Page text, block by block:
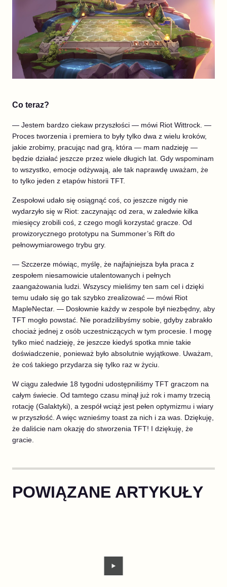
Co teraz?
— Jestem bardzo ciekaw przyszłości — mówi Riot Wittrock. —
Proces tworzenia i premiera to były tylko dwa z wielu kroków,
jakie zrobimy, pracując nad grą, która — mam nadzieję —
będzie działać jeszcze przez wiele długich lat. Gdy wspominam
to wszystko, emocje odżywają, ale tak naprawdę uważam, że
to tylko jeden z etapów historii TFT.
Zespołowi udało się osiągnąć coś, co jeszcze nigdy nie
wydarzyło się w Riot: zaczynając od zera, w zaledwie kilka
miesięcy zrobili coś, z czego mogli korzystać gracze. Od
prowizorycznego prototypu na Summoner’s Rift do
pełnowymiarowego trybu gry.
— Szczerze mówiąc, myślę, że najfajniejsza była praca z
zespołem niesamowicie utalentowanych i pełnych
zaangażowania ludzi. Wszyscy mieliśmy ten sam cel i dzięki
temu udało się go tak szybko zrealizować — mówi Riot
MapleNectar. — Dosłownie każdy w zespole był niezbędny, aby
TFT mogło powstać. Nie poradzilibyśmy sobie, gdyby zabrakło
chociaż jednej z osób uczestniczących w tym procesie. I mogę
tylko mieć nadzieję, że jeszcze kiedyś spotka mnie takie
doświadczenie, ponieważ było absolutnie wyjątkowe. Uważam,
że coś takiego przydarza się tylko raz w życiu.
W ciągu zaledwie 18 tygodni udostępniliśmy TFT graczom na
całym świecie. Od tamtego czasu minął już rok i mamy trzecią
rotację (Galaktyki), a zespół wciąż jest pełen optymizmu i wiary
w przyszłość. A więc wznieśmy toast za nich i za was. Dziękuję,
że daliście nam okazję do stworzenia TFT! I dziękuję, że
gracie.
POWIĄZANE ARTYKUŁY